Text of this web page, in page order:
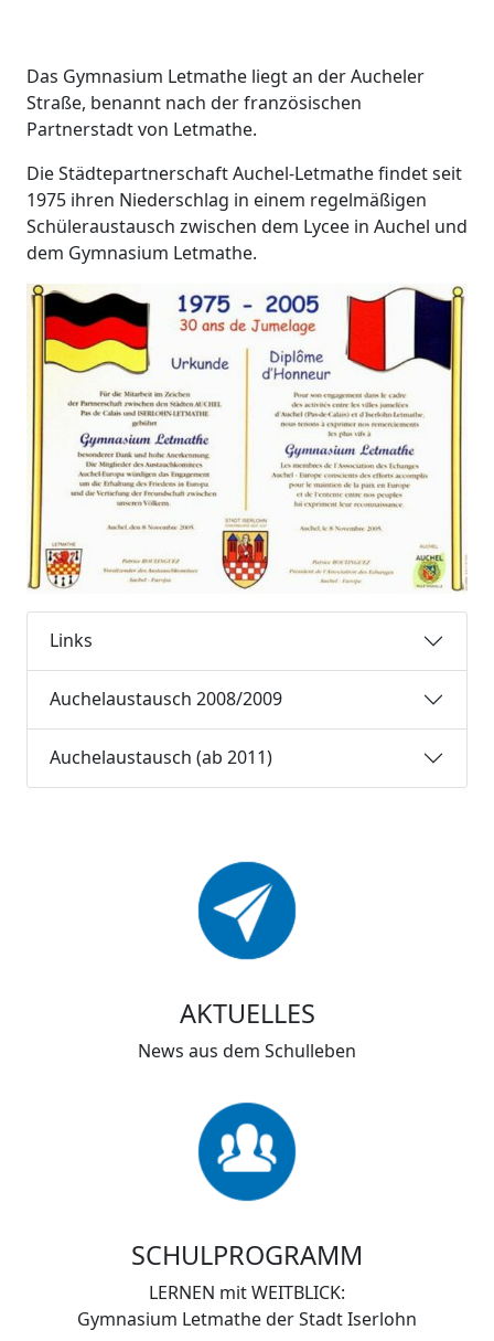
Das Gymnasium Letmathe liegt an der Aucheler
Straße, benannt nach der französischen
Partnerstadt von Letmathe.
Die Städtepartnerschaft Auchel-Letmathe findet seit
1975 ihren Niederschlag in einem regelmäßigen
Schüleraustausch zwischen dem Lycee in Auchel und
dem Gymnasium Letmathe.
Links
Auchelaustausch 2008/2009
Auchelaustausch (ab 2011)
AKTUELLES
News aus dem Schulleben
SCHULPROGRAMM
LERNEN mit WEITBLICK:
Gymnasium Letmathe der Stadt Iserlohn